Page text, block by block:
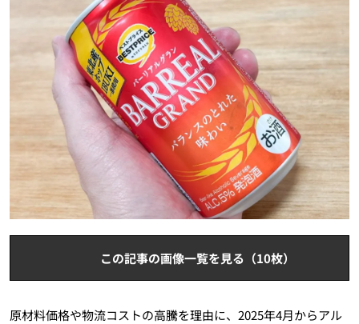
この記事の画像一覧を見る（10枚）
原材料価格や物流コストの高騰を理由に、2025年4月からアル